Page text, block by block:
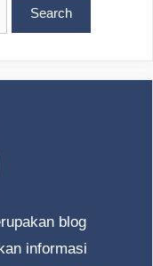
blog
informasi